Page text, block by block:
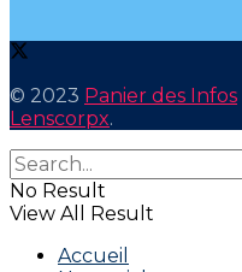
© 2023 Panier des Infos
Lenscorpx.
No Result
View All Result
Accueil